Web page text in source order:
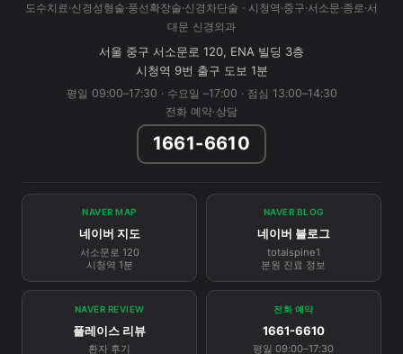
도수치료·신경성형술·풍선확장술·신경차단술 · 시청역·중구·서소문·종로·서
대문 신경외과
서울 중구 서소문로 120, ENA 빌딩 3층
시청역 9번 출구 도보 1분
평일 09:00–17:30 · 수요일 –17:00 · 점심 13:00–14:30
전화 예약·상담
1661-6610
NAVER MAP
네이버 지도
서소문로 120
시청역 1분
NAVER BLOG
네이버 블로그
totalspine1
본원 진료 정보
NAVER REVIEW
플레이스 리뷰
환자 후기
전화 예약
1661-6610
평일 09:00–17:30